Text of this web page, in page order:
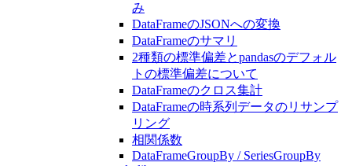
み
DataFrameのJSONへの変換
DataFrameのサマリ
2種類の標準偏差とpandasのデフォル
トの標準偏差について
DataFrameのクロス集計
DataFrameの時系列データのリサンプ
リング
相関係数
DataFrameGroupBy / SeriesGroupBy